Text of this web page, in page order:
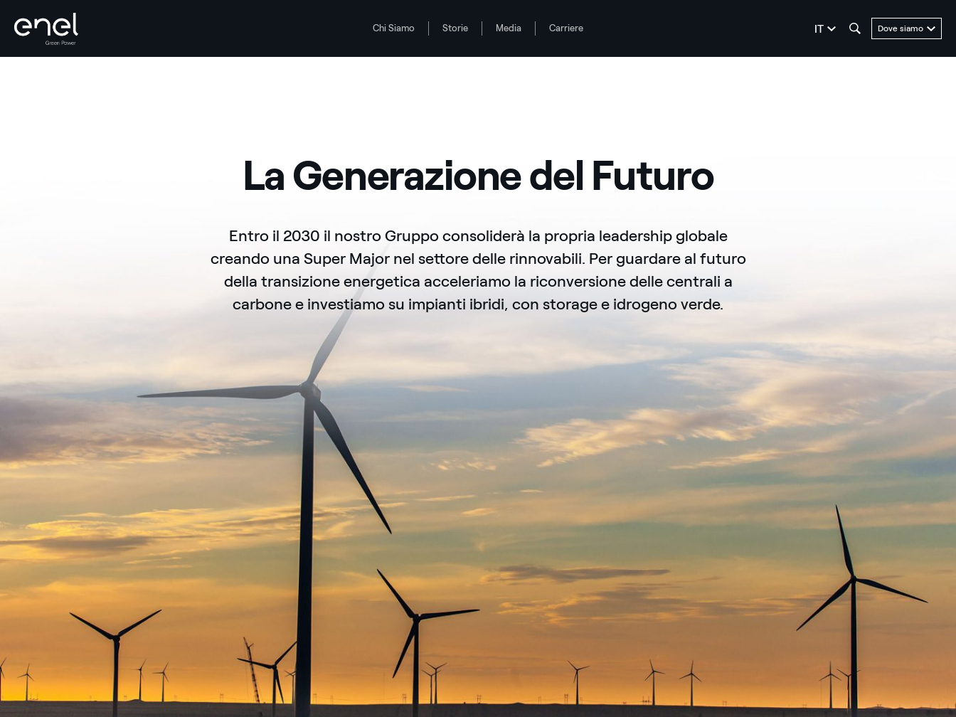
Chi Siamo Storie Media Carriere seleziona la lingua
IT Dove siamo
La Generazione del Futuro
Entro il 2030 il nostro Gruppo consoliderà la propria leadership globale
creando una Super Major nel settore delle rinnovabili. Per guardare al futuro
della transizione energetica acceleriamo la riconversione delle centrali a
carbone e investiamo su impianti ibridi, con storage e idrogeno verde.